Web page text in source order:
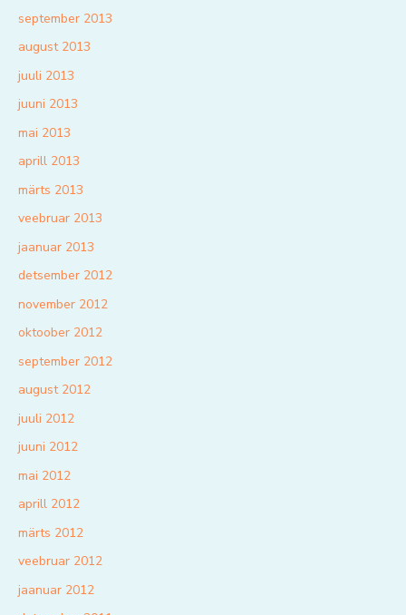
september 2013
august 2013
juuli 2013
juuni 2013
mai 2013
aprill 2013
märts 2013
veebruar 2013
jaanuar 2013
detsember 2012
november 2012
oktoober 2012
september 2012
august 2012
juuli 2012
juuni 2012
mai 2012
aprill 2012
märts 2012
veebruar 2012
jaanuar 2012